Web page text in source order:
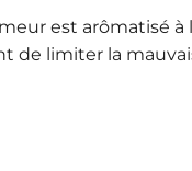
est arômatisé
de limiter la